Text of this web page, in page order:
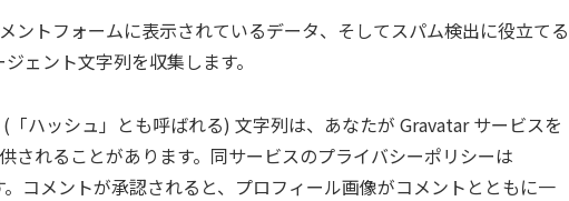
ントフォームに表示されているデータ、そしてスパム検出に役立てる
ェント文字列を収集します。
ハッシュ」とも呼ばれる) 文字列は、あなたが Gravatar サービスを
されることがあります。同サービスのプライバシーポリシーは
メントが承認されると、プロフィール画像がコメントとともに一